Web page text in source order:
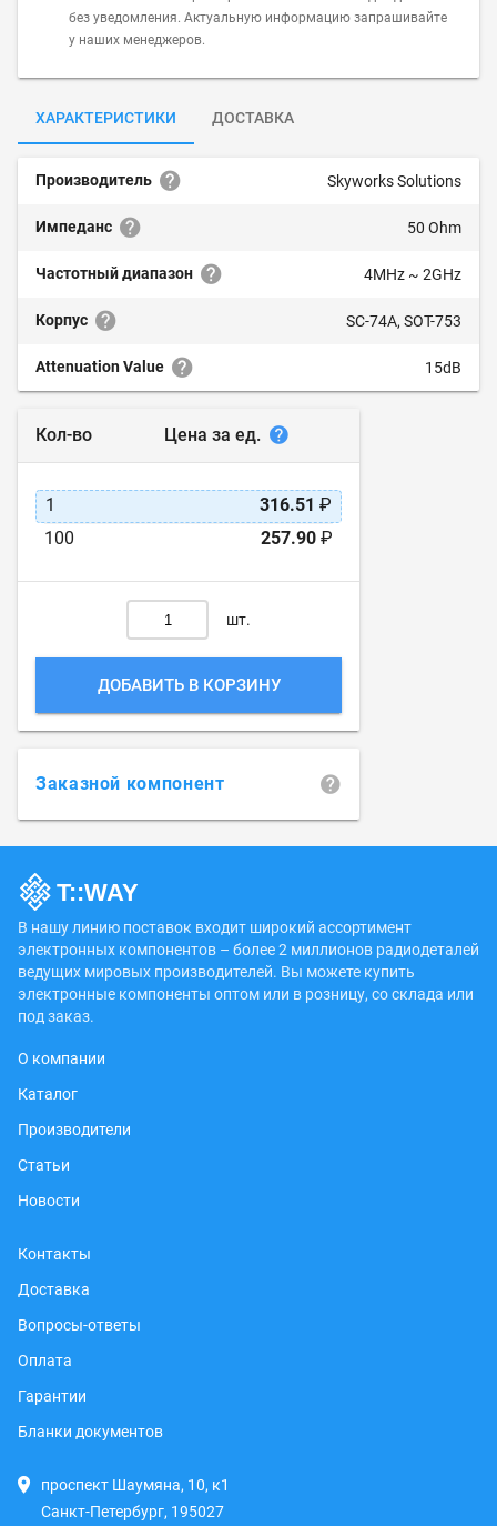
без уведомления. Актуальную информацию запрашивайте
у наших менеджеров.
ХАРАКТЕРИСТИКИ ДОСТАВКА
Производитель Skyworks Solutions
Импеданс 50 Ohm
Частотный диапазон 4MHz ~ 2GHz
Корпус SC-74A, SOT-753
Attenuation Value 15dB
Кол-во Цена за ед.
1 316.51 ₽
100
257.90 ₽
шт.
ДОБАВИТЬ В КОРЗИНУ
Заказной компонент
В нашу линию поставок входит широкий ассортимент
электронных компонентов – более 2 миллионов радиодеталей
ведущих мировых производителей. Вы можете купить
электронные компоненты оптом или в розницу, со склада или
под заказ.
О компании
Каталог
Производители
Статьи
Новости
Контакты
Доставка
Вопросы-ответы
Оплата
Гарантии
Бланки документов
проспект Шаумяна, 10, к1
Санкт-Петербург, 195027